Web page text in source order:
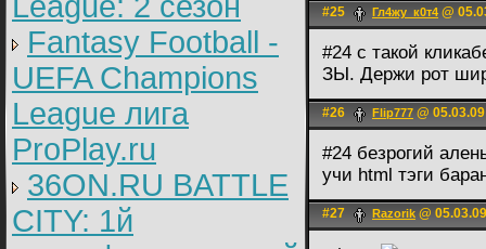
Fantasy Football -
UEFA Champions
League лига
ProPlay.ru
36ON.RU BATTLE
CITY: 1й
#25 Гл4жу_к0т4 @
#24 с такой
ЗЫ. Держи рот
#26 Flip777 @
#24 безрогий
учи html тэги
#27 Razorik @